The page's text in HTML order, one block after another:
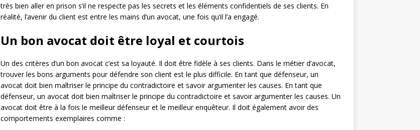
très bien aller en prison s’il ne respecte pas les secrets et les éléments confidentiels de ses clients. En
réalité, l’avenir du client est entre les mains d’un avocat, une fois qu’il l’a engagé.
Un bon avocat doit être loyal et courtois
Un des critères d’un bon avocat c’est sa loyauté. Il doit être fidèle à ses clients. Dans le métier d’avocat,
trouver les bons arguments pour défendre son client est le plus difficile. En tant que défenseur, un
avocat doit bien maîtriser le principe du contradictoire et savoir argumenter les causes. En tant que
défenseur, un avocat doit bien maîtriser le principe du contradictoire et savoir argumenter les causes. Un
avocat doit être à la fois le meilleur défenseur et le meilleur enquêteur. Il doit également avoir des
comportements exemplaires comme :